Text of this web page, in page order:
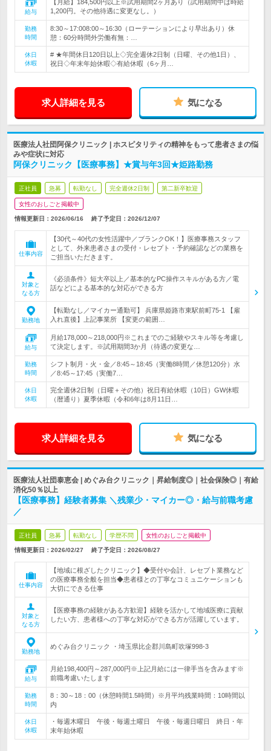
給与
【月給】184,500円以上※試用期間2ヶ月あり（試用期間中は時給
1,200円。その他待遇に変更なし。）
勤務
時間
8:30～17:008:00～16:30（ローテーションにより早出あり）休
憩：60分時間外労働有無：…
休日
休暇
# ★年間休日120日以上◇完全週休2日制（日曜、その他1日）、
祝日◇年末年始休暇◇有給休暇（6ヶ月…
求人詳細を見る 気になる
医療法人社団阿保クリニック | ホスピタリティの精神をもって患者さまの悩
みや症状に対応
阿保クリニック【医療事務】★賞与年3回★姫路勤務
正社員 急募 転勤なし 完全週休2日制 第二新卒歓迎
女性のおしごと掲載中
情報更新日：2026/06/16 終了予定日： 2026/12/07
仕事内容
【30代～40代の女性活躍中／ブランクOK！】医療事務スタッフ
として、外来患者さまの受付・レセプト・予約確認などの業務を
ご担当いただきます。
対象と
なる方
《必須条件》短大卒以上／基本的なPC操作スキルがある方／電
話などによる基本的な対応ができる方
勤務地
【転勤なし／マイカー通勤可】 兵庫県姫路市東駅前町75-1 【雇
入れ直後】上記事業所 【変更の範囲…
給与
月給178,000～218,000円※これまでのご経験やスキル等を考慮し
て決定します。※試用期間3か月（待遇の変更な…
勤務
時間
シフト制月・火・金／8:45～18:45（実働8時間／休憩120分）水
／8:45～17:45（実働7…
休日
休暇
完全週休2日制（日曜＋その他）祝日有給休暇（10日）GW休暇
（暦通り）夏季休暇（令和6年は8月11日…
求人詳細を見る 気になる
医療法人社団泰恵会 | めぐみ台クリニック｜昇給制度◎｜社会保険◎｜有給
消化50％以上
【医療事務】経験者募集 ＼残業少・マイカー◎・給与前職考慮
／
正社員 急募 転勤なし 学歴不問 女性のおしごと掲載中
情報更新日：2026/02/27 終了予定日： 2026/08/27
仕事内容
【地域に根ざしたクリニック】◆受付や会計、レセプト業務など
の医療事務全般を担当◆患者様との丁寧なコミュニケーションも
大切にできる仕事
対象と
なる方
【医療事務の経験がある方歓迎】経験を活かして地域医療に貢献
したい方、患者様への丁寧な対応ができる方が活躍しています。
勤務地
めぐみ台クリニック ・埼玉県比企郡川島町吹塚998-3
給与
月給198,400円～287,000円※上記月給には一律手当を含みます※
前職考慮いたします
勤務
時間
8：30～18：00（休憩時間1.5時間）※月平均残業時間：10時間以
内
休日
休暇
・毎週木曜日 午後・毎週土曜日 午後・毎週日曜日 終日・年
末年始休暇